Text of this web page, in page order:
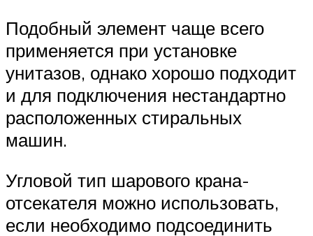
Подобный элемент чаще всего
применяется при установке
унитазов, однако хорошо подходит
и для подключения нестандартно
расположенных стиральных
машин.
Угловой тип шарового крана-
отсекателя можно использовать,
если необходимо подсоединить